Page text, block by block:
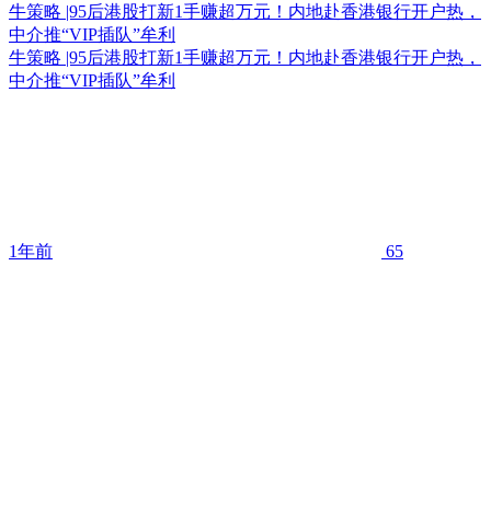
牛策略 |95后港股打新1手赚超万元！内地赴香港银行开户热，
中介推“VIP插队”牟利
牛策略 |95后港股打新1手赚超万元！内地赴香港银行开户热，
中介推“VIP插队”牟利
1年前 65